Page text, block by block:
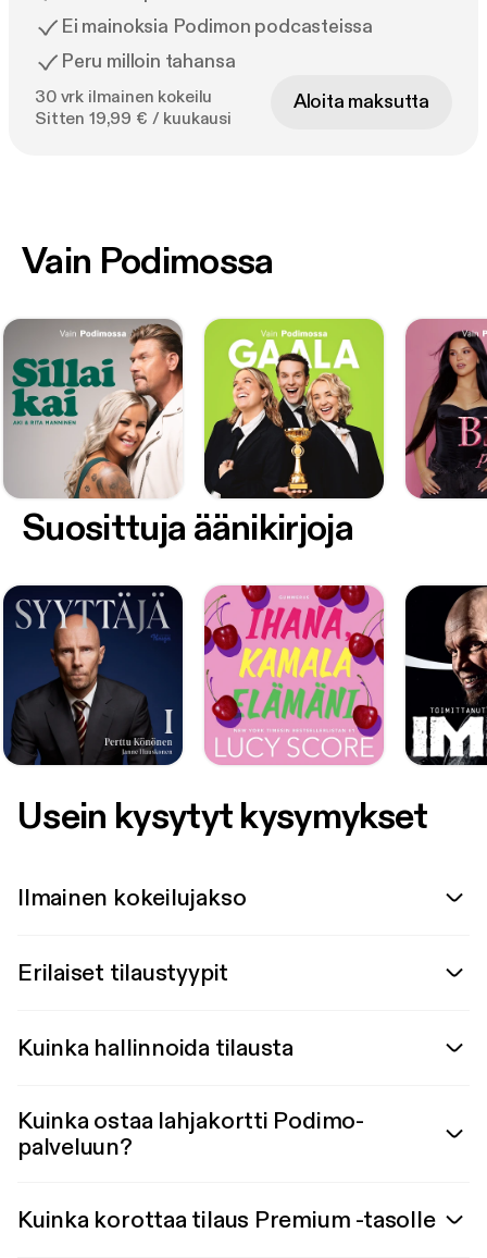
Ei mainoksia Podimon podcasteissa
Peru milloin tahansa
30 vrk ilmainen kokeilu
Sitten 19,99 € / kuukausi
Aloita maksutta
Vain Podimossa
Suosittuja äänikirjoja
Usein kysytyt kysymykset
Ilmainen kokeilujakso
Erilaiset tilaustyypit
Kuinka hallinnoida tilausta
Kuinka ostaa lahjakortti Podimo-
palveluun?
Kuinka korottaa tilaus Premium -tasolle